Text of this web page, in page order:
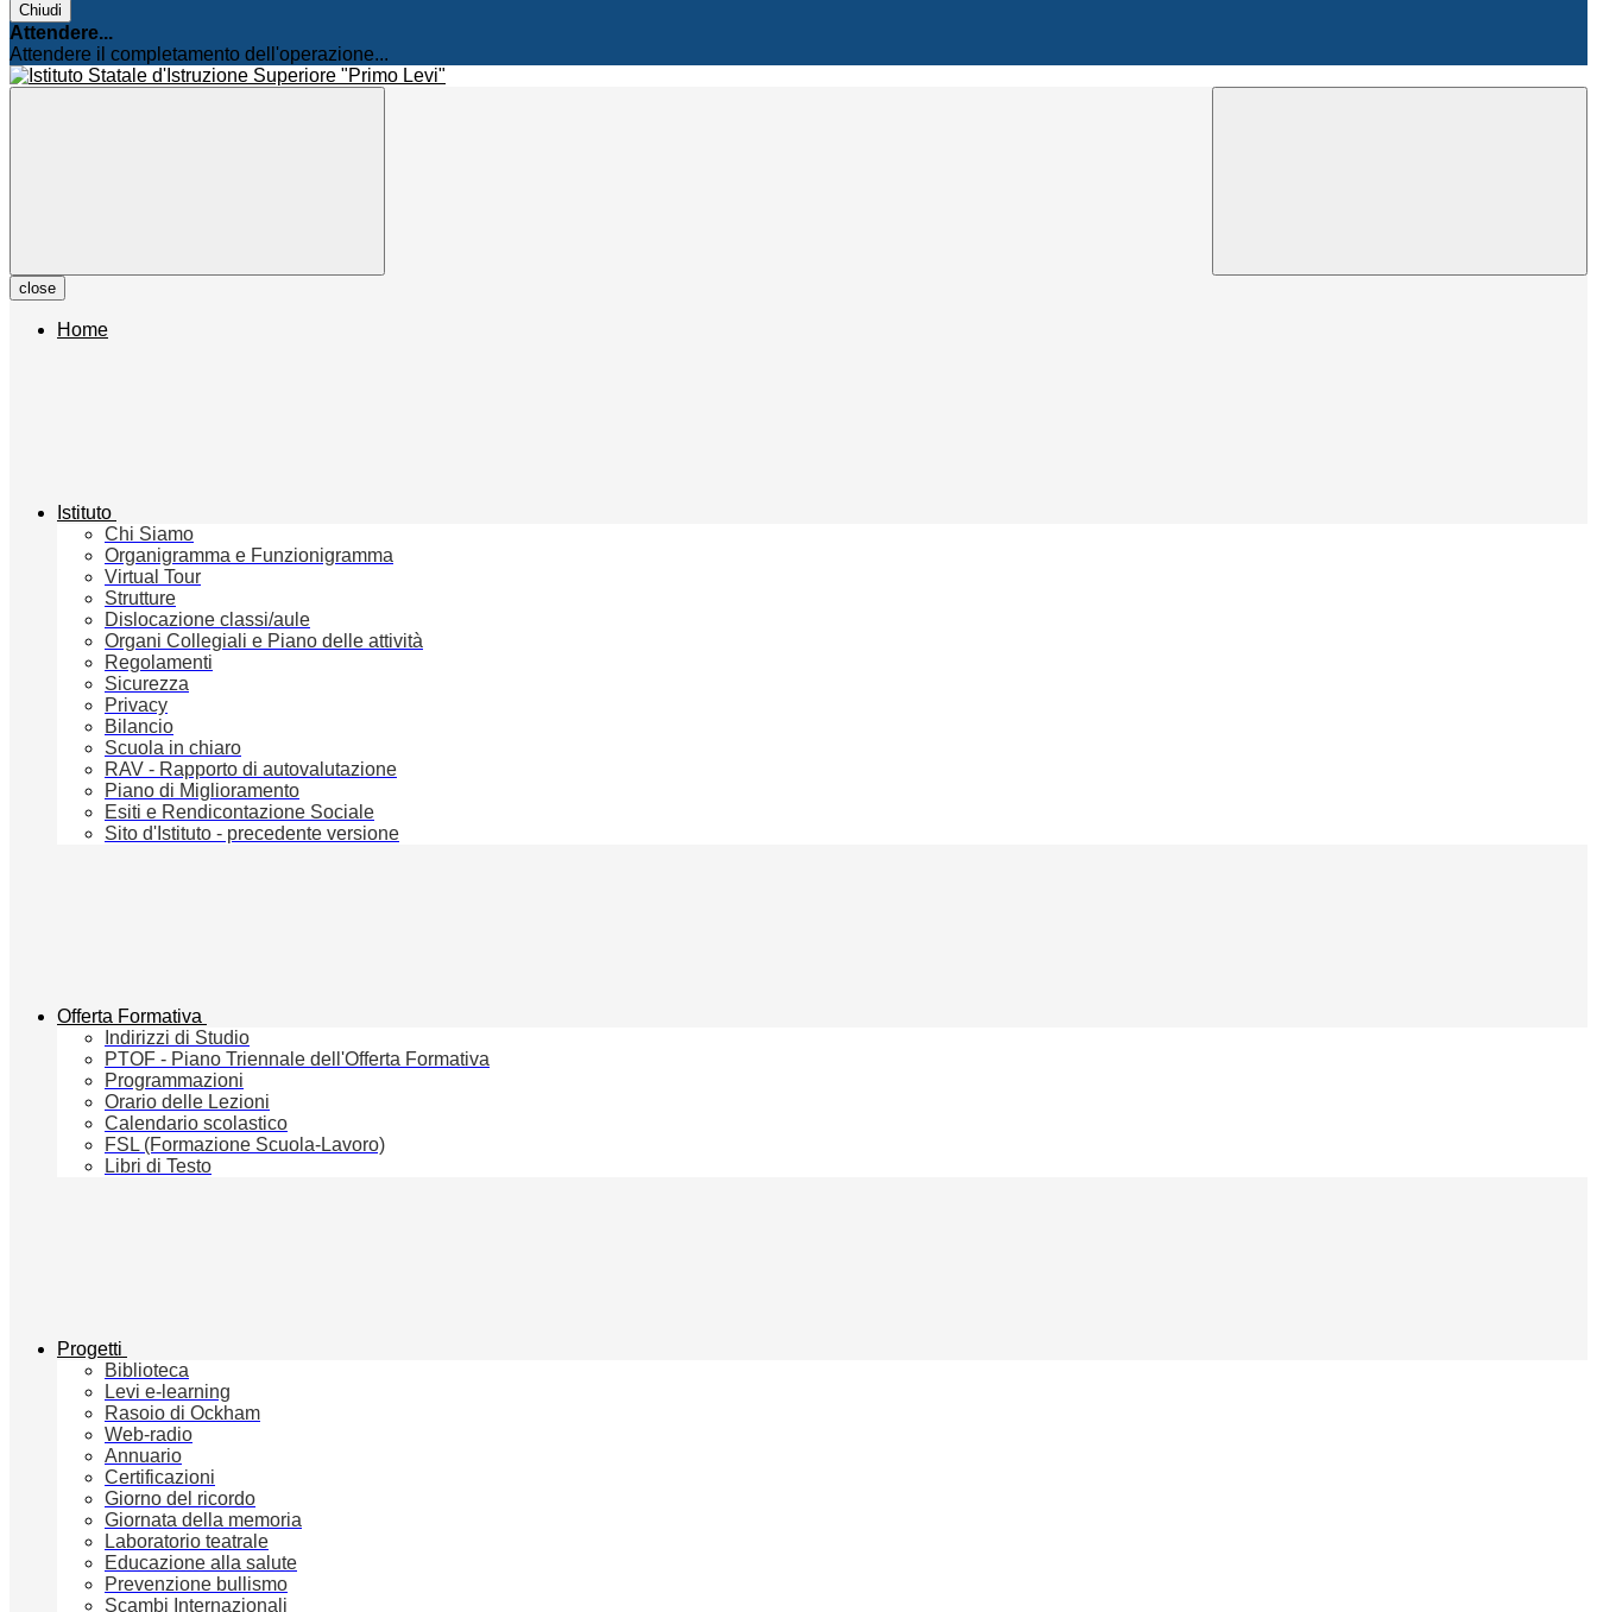
Chiudi
Attendere...
Attendere il completamento dell'operazione...
close
Home
Istituto
Chi Siamo
Organigramma e Funzionigramma
Virtual Tour
Strutture
Dislocazione classi/aule
Organi Collegiali e Piano delle attività
Regolamenti
Sicurezza
Privacy
Bilancio
Scuola in chiaro
RAV - Rapporto di autovalutazione
Piano di Miglioramento
Esiti e Rendicontazione Sociale
Sito d'Istituto - precedente versione
Offerta Formativa
Indirizzi di Studio
PTOF - Piano Triennale dell'Offerta Formativa
Programmazioni
Orario delle Lezioni
Calendario scolastico
FSL (Formazione Scuola-Lavoro)
Libri di Testo
Progetti
Biblioteca
Levi e-learning
Rasoio di Ockham
Web-radio
Annuario
Certificazioni
Giorno del ricordo
Giornata della memoria
Laboratorio teatrale
Educazione alla salute
Prevenzione bullismo
Scambi Internazionali